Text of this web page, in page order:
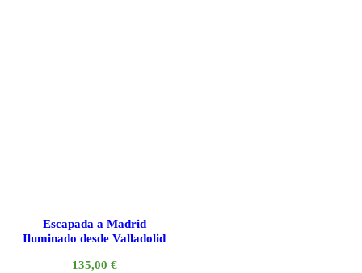
Escapada a Madrid
Iluminado desde Valladolid
135,00 €